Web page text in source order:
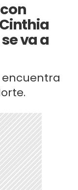
va a
encuentra